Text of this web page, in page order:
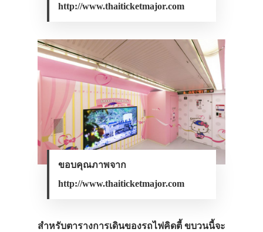
http://www.thaiticketmajor.com
ขอบคุณภาพจาก
http://www.thaiticketmajor.com
สำหรับตารางการเดินของรถไฟคิดตี้ ขบวนนี้จะ